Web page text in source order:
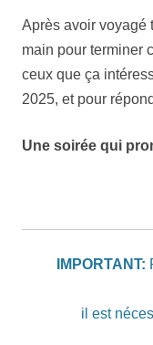
Après avoir voyagé
main pour terminer
ceux que ça
2025, et pour
Une soirée qui
IMPORTANT:
il est